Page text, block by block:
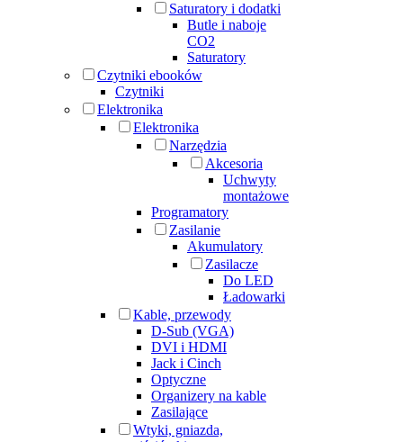
Saturatory i dodatki
Butle i naboje
CO2
Saturatory
Czytniki ebooków
Czytniki
Elektronika
Elektronika
Narzędzia
Akcesoria
Uchwyty
montażowe
Programatory
Zasilanie
Akumulatory
Zasilacze
Do LED
Ładowarki
Kable, przewody
D-Sub (VGA)
DVI i HDMI
Jack i Cinch
Optyczne
Organizery na kable
Zasilające
Wtyki, gniazda,